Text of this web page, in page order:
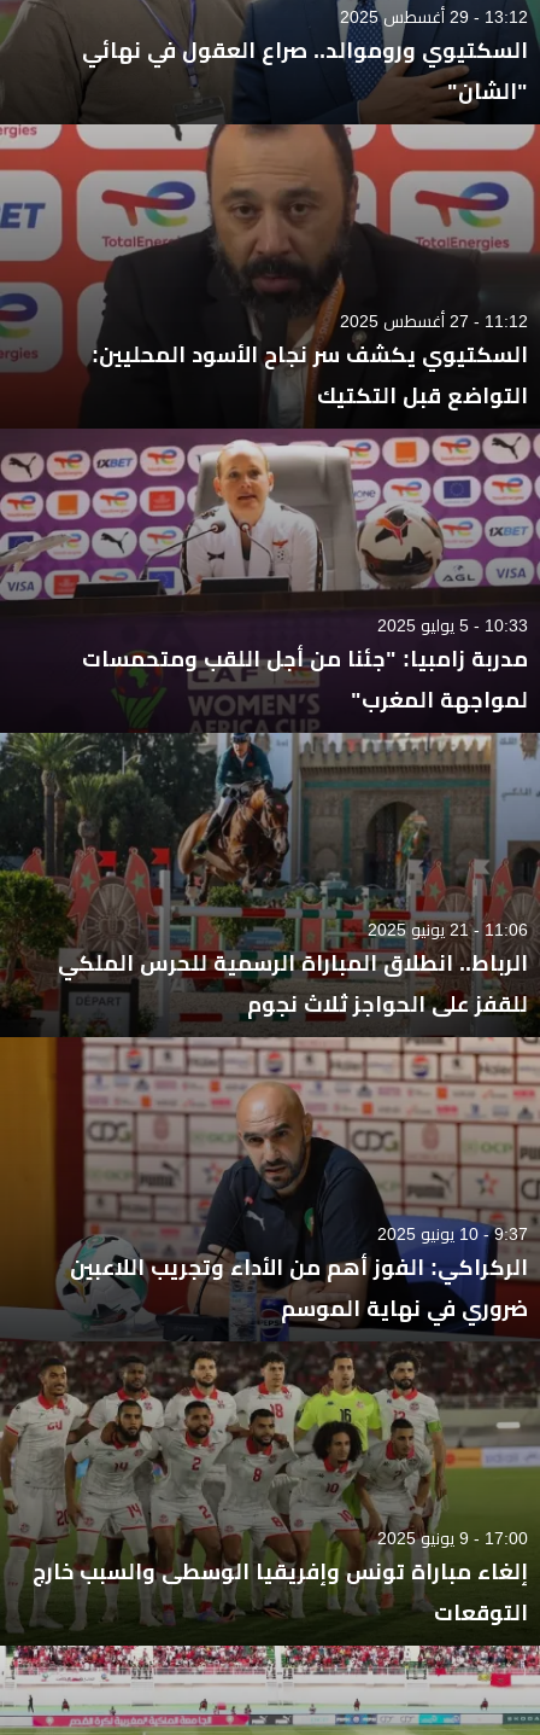
13:12 - 29 أغسطس 2025
السكتيوي وروموالد.. صراع العقول في نهائي
"الشان"
11:12 - 27 أغسطس 2025
السكتيوي يكشف سر نجاح الأسود المحليين:
التواضع قبل التكتيك
10:33 - 5 يوليو 2025
مدربة زامبيا: "جئنا من أجل اللقب ومتحمسات
لمواجهة المغرب"
11:06 - 21 يونيو 2025
الرباط.. انطلاق المباراة الرسمية للحرس الملكي
للقفز على الحواجز ثلاث نجوم
9:37 - 10 يونيو 2025
الركراكي: الفوز أهم من الأداء وتجريب اللاعبين
ضروري في نهاية الموسم
17:00 - 9 يونيو 2025
إلغاء مباراة تونس وإفريقيا الوسطى والسبب خارج
التوقعات